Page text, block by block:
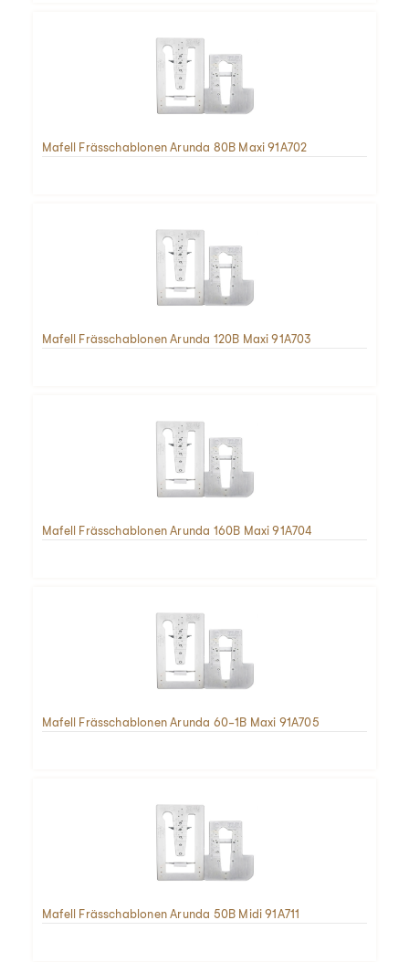
Mafell Frässchablonen Arunda 80B Maxi 91A702
Mafell Frässchablonen Arunda 120B Maxi 91A703
Mafell Frässchablonen Arunda 160B Maxi 91A704
Mafell Frässchablonen Arunda 60-1B Maxi 91A705
Mafell Frässchablonen Arunda 50B Midi 91A711